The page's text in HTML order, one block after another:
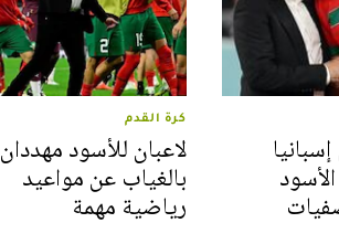
كرة القدم
لاعبان للأسود مهددان
بالغياب عن مواعيد
رياضية مهمة